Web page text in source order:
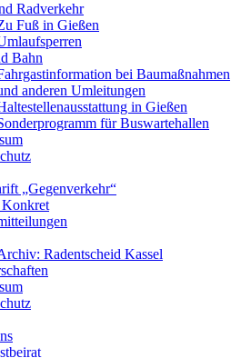
Radverkehr
Fuß in Gießen
Bahn
bei Baumaßnahmen
anderen Umleitungen
in Gießen
für Buswartehallen
„Gegenverkehr“
Konkret
Radentscheid Kassel